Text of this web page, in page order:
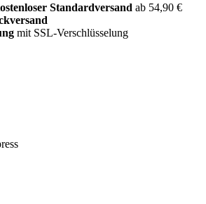
Standardversand ab 54,90 €
mit SSL-Verschlüsselung